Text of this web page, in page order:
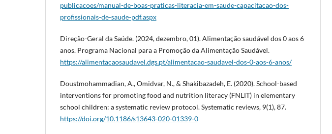
publicacoes/manual-de-boas-praticas-literacia-em-saude-capacitacao-dos-
profissionais-de-saude-pdf.aspx
Direção-Geral da Saúde. (2024, dezembro, 01). Alimentação saudável dos 0 aos 6
anos. Programa Nacional para a Promoção da Alimentação Saudável.
https://alimentacaosaudavel.dgs.pt/alimentacao-saudavel-dos-0-aos-6-anos/
Doustmohammadian, A., Omidvar, N., & Shakibazadeh, E. (2020). School-based
interventions for promoting food and nutrition literacy (FNLIT) in elementary
school children: a systematic review protocol. Systematic reviews, 9(1), 87.
https://doi.org/10.1186/s13643-020-01339-0